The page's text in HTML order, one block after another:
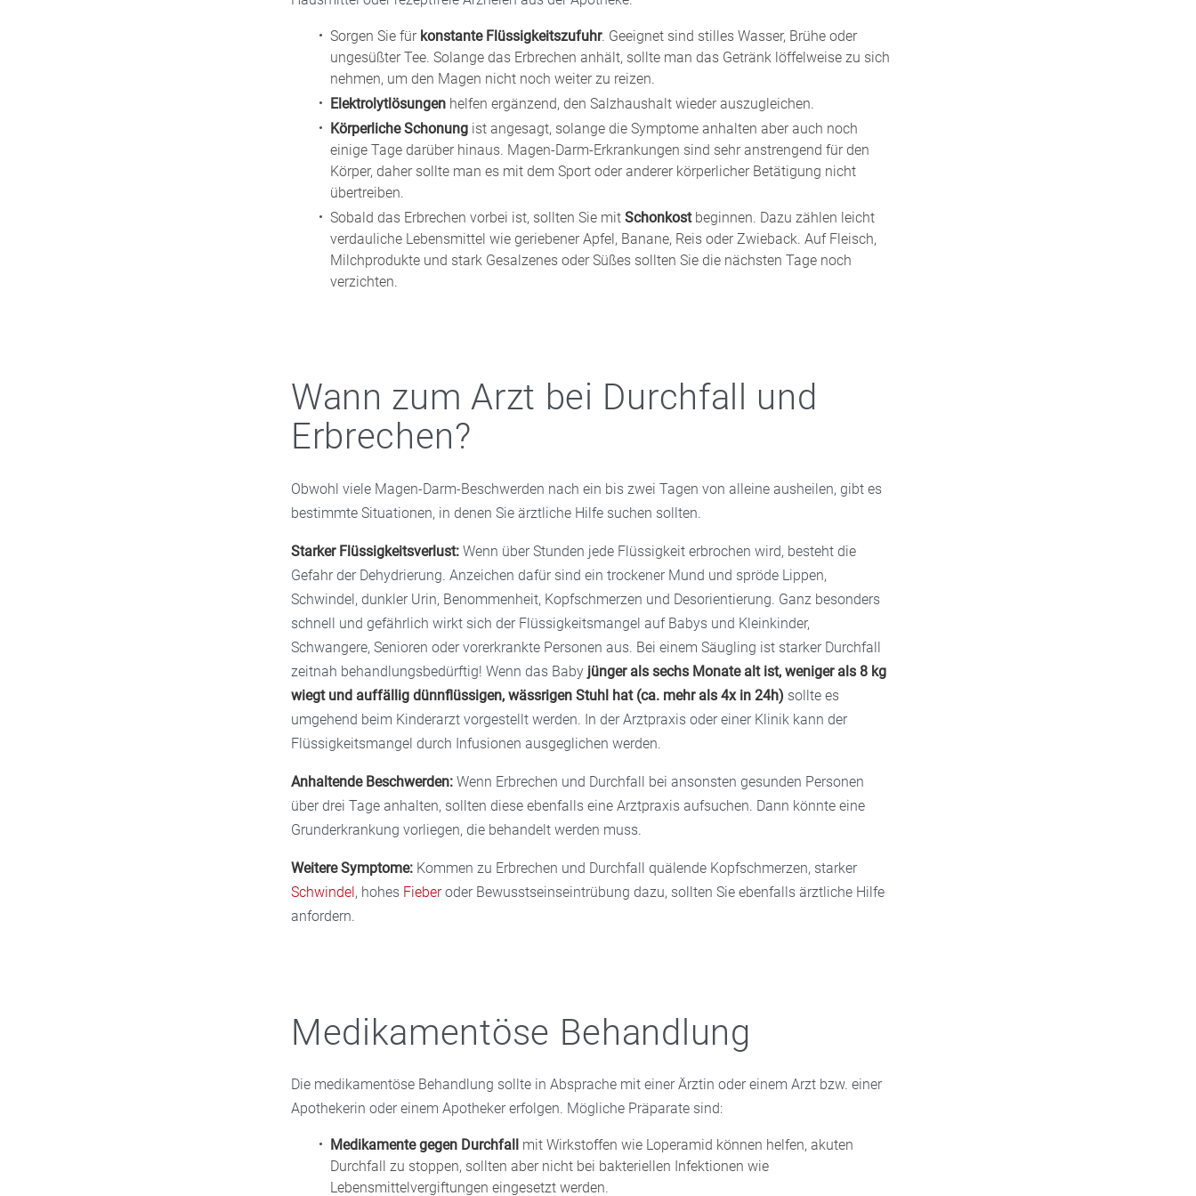
sich der Körper daran gewöhnt hat. Ansonsten können Magenschutzmittel sowie Probiotika
helfen. Wenn Sie starke Beschwerden haben, sollten Sie mit Ihrer Arztpraxis oder der Apotheke
Rücksprache halten.
Sorgen Sie für konstante Flüssigkeitszufuhr. Geeignet sind stilles Wasser, Brühe oder
ungesüßter Tee. Solange das Erbrechen anhält, sollte man das Getränk löffelweise zu sich
nehmen, um den Magen nicht noch weiter zu reizen.
Elektrolytlösungenhelfen ergänzend, den Salzhaushalt wieder auszugleichen.
Körperliche Schonungist angesagt, solange die Symptome anhalten aber auch noch
einige Tage darüber hinaus. Magen-Darm-Erkrankungen sind sehr anstrengend für den
Körper, daher sollte man es mit dem Sport oder anderer körperlicher Betätigung nicht
übertreiben.
Sobald das Erbrechen vorbei ist, sollten Sie mit Schonkost beginnen. Dazu zählen leicht
verdauliche Lebensmittel wie geriebener Apfel, Banane, Reis oder Zwieback. Auf Fleisch,
Milchprodukte und stark Gesalzenes oder Süßes sollten Sie die nächsten Tage noch
verzichten.
Wann zum Arzt bei Durchfall und
Erbrechen?
Obwohl viele Magen-Darm-Beschwerden nach ein bis zwei Tagen von alleine ausheilen, gibt es
bestimmte Situationen, in denen Sie ärztliche Hilfe suchen sollten.
Starker Flüssigkeitsverlust:Wenn über Stunden jede Flüssigkeit erbrochen wird, besteht die
Gefahr der Dehydrierung. Anzeichen dafür sind ein trockener Mund und spröde Lippen,
Schwindel, dunkler Urin, Benommenheit, Kopfschmerzen und Desorientierung. Ganz besonders
schnell und gefährlich wirkt sich der Flüssigkeitsmangel auf Babys und Kleinkinder,
Schwangere, Senioren oder vorerkrankte Personen aus. Bei einem Säugling ist starker Durchfall
zeitnah behandlungsbedürftig! Wenn das Baby jünger als sechs Monate alt ist, weniger als 8 kg
wiegt und auffällig dünnflüssigen, wässrigen Stuhl hat (ca. mehr als 4x in 24h) sollte es
umgehend beim Kinderarzt vorgestellt werden. In der Arztpraxis oder einer Klinik kann der
Flüssigkeitsmangel durch Infusionen ausgeglichen werden.
Anhaltende Beschwerden:Wenn Erbrechen und Durchfall bei ansonsten gesunden Personen
über drei Tage anhalten, sollten diese ebenfalls eine Arztpraxis aufsuchen. Dann könnte eine
Grunderkrankung vorliegen, die behandelt werden muss.
Weitere Symptome:Kommen zu Erbrechen und Durchfall quälende Kopfschmerzen, starker
Schwindel, hohes Fieberoder Bewusstseinseintrübung dazu, sollten Sie ebenfalls ärztliche Hilfe
anfordern.
Medikamentöse Behandlung
Die medikamentöse Behandlung sollte in Absprache mit einer Ärztin oder einem Arzt bzw. einer
Apothekerin oder einem Apotheker erfolgen. Mögliche Präparate sind:
Medikamente gegen Durchfall mit Wirkstoffen wie Loperamid können helfen, akuten
Durchfall zu stoppen, sollten aber nicht bei bakteriellen Infektionen wie
Lebensmittelvergiftungen eingesetzt werden.